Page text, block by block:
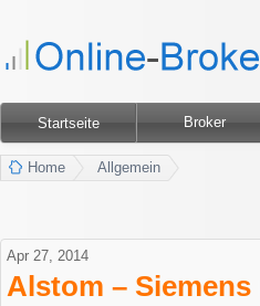
Startseite Broker
Home Allgemein
Apr 27, 2014
Alstom –